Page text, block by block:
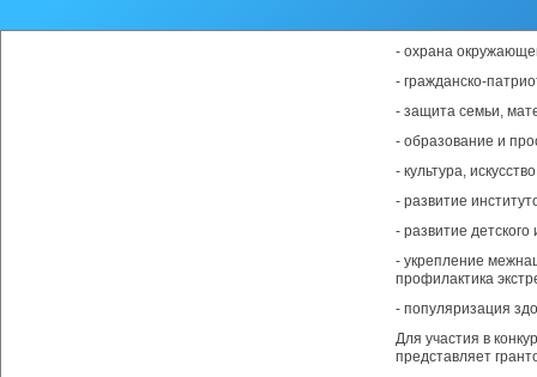
- охрана
- гражданско-
- защита семьи,
- образование и
- культура,
- развитие
- развитие
- укрепление
профилактика
- популяризация
Для участия в
представляет